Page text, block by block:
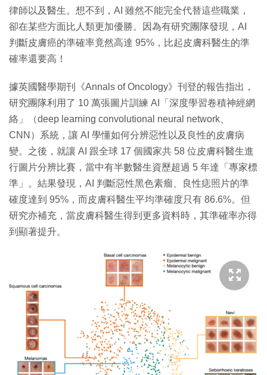
律師以及醫生。想不到，AI 雖然不能完全代替這些職業，
卻在某些方面比人類更加優勝。因為有研究團隊發現，AI
判斷皮膚癌的準確率竟然高達 95%，比起皮膚科醫生的準
確率還要高！
據英國醫學期刊《Annals of Oncology》刊登的報告指出，
研究團隊利用了 10 萬張圖片訓練 AI「深度學習卷積神經網
絡」（deep learning convolutional neural network、
CNN）系統，讓 AI 學懂如何分辨惡性以及良性的皮膚病
變。之後，就讓 AI 跟全球 17 個國家共 58 位皮膚科醫生進
行圖片分辨比賽，當中有半數醫生資歷超過 5 年達「專家標
準」。結果發現，AI 判斷惡性黑色素瘤、良性痣照片的準
確度達到 95%，而皮膚科醫生平均準確度只有 86.6%。但
研究亦補充，當皮膚科醫生得到更多資料時，其準確率亦得
到顯著提升。